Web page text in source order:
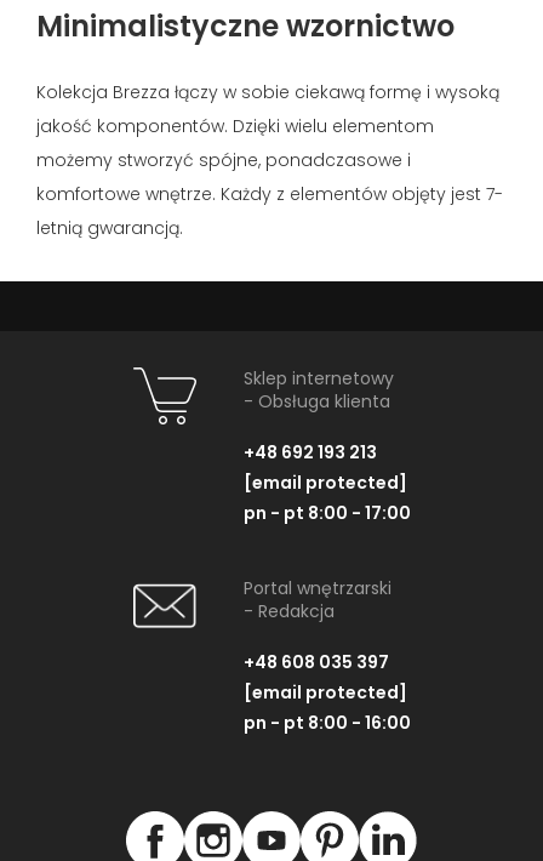
Minimalistyczne wzornictwo
Kolekcja Brezza łączy w sobie ciekawą formę i wysoką
jakość komponentów. Dzięki wielu elementom
możemy stworzyć spójne, ponadczasowe i
komfortowe wnętrze. Każdy z elementów objęty jest 7-
letnią gwarancją.
Sklep internetowy
- Obsługa klienta
+48 692 193 213
[email protected]
pn - pt 8:00 - 17:00
Portal wnętrzarski
- Redakcja
+48 608 035 397
[email protected]
pn - pt 8:00 - 16:00